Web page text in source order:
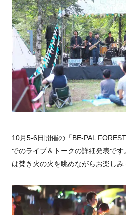
10月5-6日開催の「BE-PAL
でのライブ＆トークの詳細発表で
は焚き火の火を眺めながらお楽しみ